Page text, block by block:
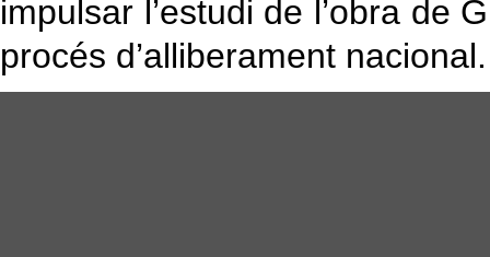
impulsar l’estudi de l’obra de
procés d’alliberament nacional.